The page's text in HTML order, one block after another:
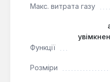
Макс. витрата газу
Функції
Розміри